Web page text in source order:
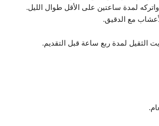
لمدة ساعتين على الأقل طوال الليل.
مع الدقيق.
الثقيل لمدة ربع ساعة قبل التقديم.